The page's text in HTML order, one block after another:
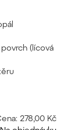
(lícová
278,00 Kč